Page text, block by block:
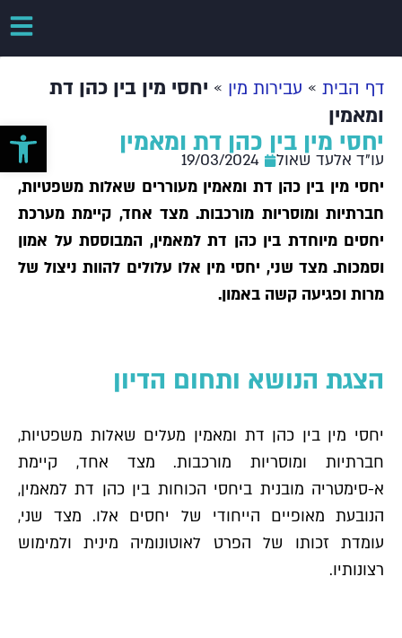
דף הבית » עבירות מין » יחסי מין בין כהן דת
ומאמין
יחסי מין בין כהן דת ומאמין
עו"ד אלעד שאול
19/03/2024
יחסי מין בין כהן דת ומאמין מעוררים שאלות משפטיות,
חברתיות ומוסריות מורכבות. מצד אחד, קיימת מערכת
יחסים מיוחדת בין כהן דת למאמין, המבוססת על אמון
וסמכות. מצד שני, יחסי מין אלו עלולים להוות ניצול של
מרות ופגיעה קשה באמון.
הצגת הנושא ותחום הדיון
יחסי מין בין כהן דת ומאמין מעלים שאלות משפטיות,
חברתיות ומוסריות מורכבות. מצד אחד, קיימת
א-סימטריה מובנית ביחסי הכוחות בין כהן דת למאמין,
הנובעת מאופיים הייחודי של יחסים אלו. מצד שני,
עומדת זכותו של הפרט לאוטונומיה מינית ולמימוש
רצונותיו.
פתח